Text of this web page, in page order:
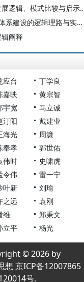
孙国民：国有资本助力新质生
郭跃文 陈志明 李源：创新驱动现代化产业体系建设的逻辑理路与实践进路
阐释
应台
丁学良
嘉映
黄宗智
宇宽
马立诚
汀阳
戴建业
海光
周濂
奉孝
郭世佑
伟时
史啸虎
令伟
雷一宁
叶新
刘瑜
之远
袁刚
维
郑秉文
立平 杨光
© 2026 by
京ICP备12007865
号.